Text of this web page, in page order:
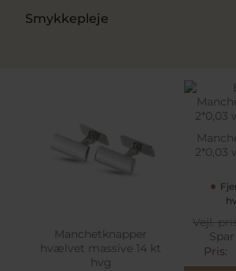
Smykkepleje
Manchetknapper
hvælvet massive 14 kt
hvg
2*0,03
Vejl.
Pris: